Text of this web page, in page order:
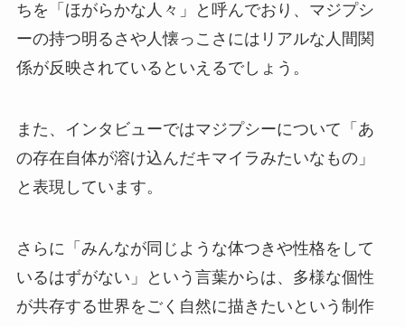
ちを「ほがらかな人々」と呼んでおり、マジプシ
ーの持つ明るさや人懐っこさにはリアルな人間関
係が反映されているといえるでしょう。
また、インタビューではマジプシーについて「あ
の存在自体が溶け込んだキマイラみたいなもの」
と表現しています。
さらに「みんなが同じような体つきや性格をして
いるはずがない」という言葉からは、多様な個性
が共存する世界をごく自然に描きたいという制作